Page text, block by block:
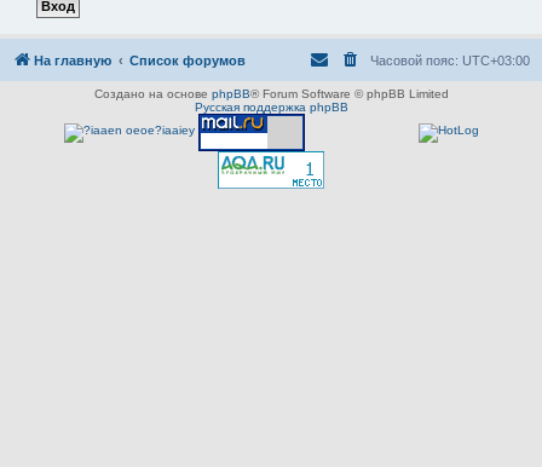
На главную Список форумов Часовой пояс: UTC+03:00
Создано на основе phpBB® Forum Software © phpBB Limited
Русская поддержка phpBB